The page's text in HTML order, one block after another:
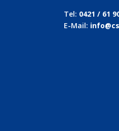
Tel: 0421 / 61
E-Mail: